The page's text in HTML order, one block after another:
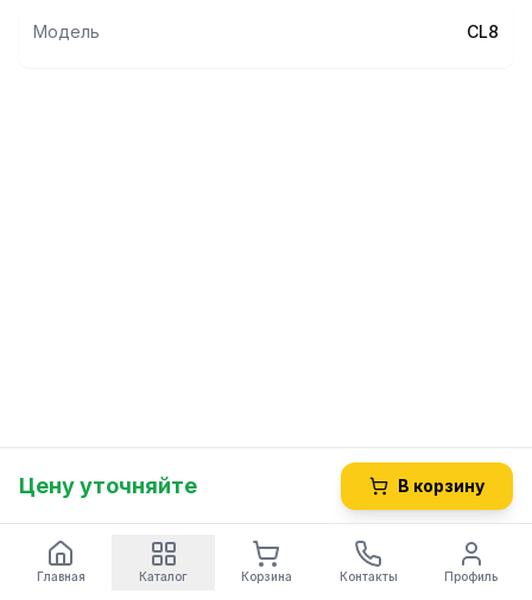
Модель CL8
Цену уточняйте В корзину
Главная Каталог Корзина Контакты Профиль